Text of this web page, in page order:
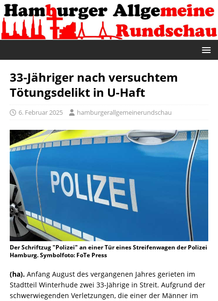
33-Jähriger nach versuchtem
Tötungsdelikt in U-Haft
6. Februar 2025 hamburgerallgemeinerundschau
Der Schriftzug "Polizei" an einer Tür eines Streifenwagen der Polizei
Hamburg. Symbolfoto: FoTe Press
(ha). Anfang August des vergangenen Jahres gerieten im
Stadtteil Winterhude zwei 33-Jährige in Streit. Aufgrund der
schwerwiegenden Verletzungen, die einer der Männer im